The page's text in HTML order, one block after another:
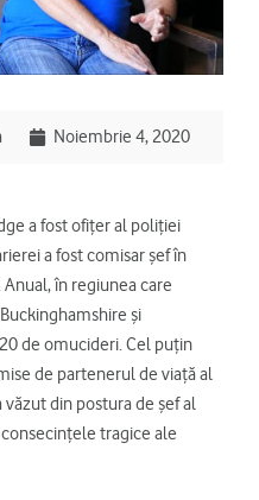
Noiembrie 4, 2020
a fost ofițer al poliției
a fost comisar șef în
în regiunea care
și
de omucideri. Cel puțin
de partenerul de viață al
din postura de șef al
tragice ale